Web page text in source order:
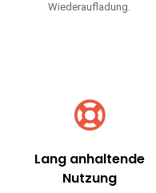
Wiederaufladung.
Lang anhaltende
Nutzung